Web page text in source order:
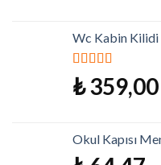
Wc Kabin Kilidi
5 üzerinden
5.00oy aldı
₺359,00
Okul Kapısı